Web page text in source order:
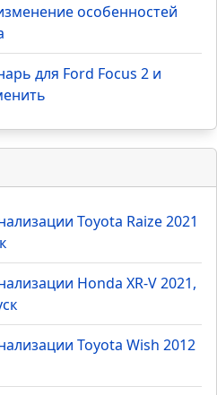
особенностей
для Ford Focus 2 и
Toyota Raize 2021
Honda XR-V 2021,
Toyota Wish 2012